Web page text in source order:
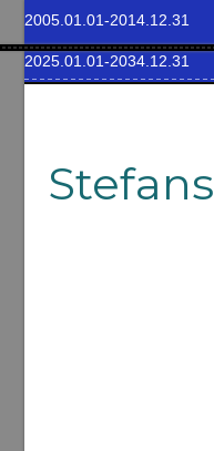
2005.01.01-2014.12.31
2025.01.01-2034.12.31